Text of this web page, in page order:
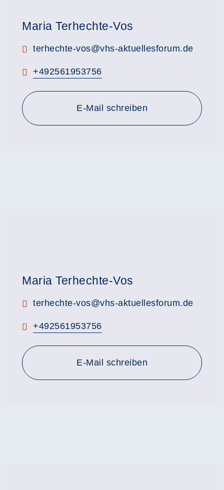
Maria Terhechte-Vos
E-Mail:
terhechte-vos@vhs-aktuellesforum.de
Telefon:
+492561953756
E-Mail schreiben
Maria Terhechte-Vos
E-Mail:
terhechte-vos@vhs-aktuellesforum.de
Telefon:
+492561953756
E-Mail schreiben